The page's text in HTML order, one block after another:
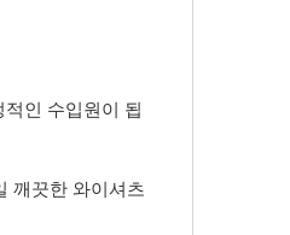
인 수입원이 됩
깨끗한 와이셔츠